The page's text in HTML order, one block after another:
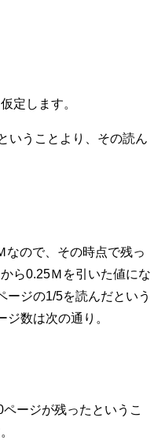
定します。
いうことより、その読ん
なので、その時点で残っ
ら0.25Ｍを引いた値にな
ージの1/5を読んだという
数は次の通り。
ージが残ったというこ